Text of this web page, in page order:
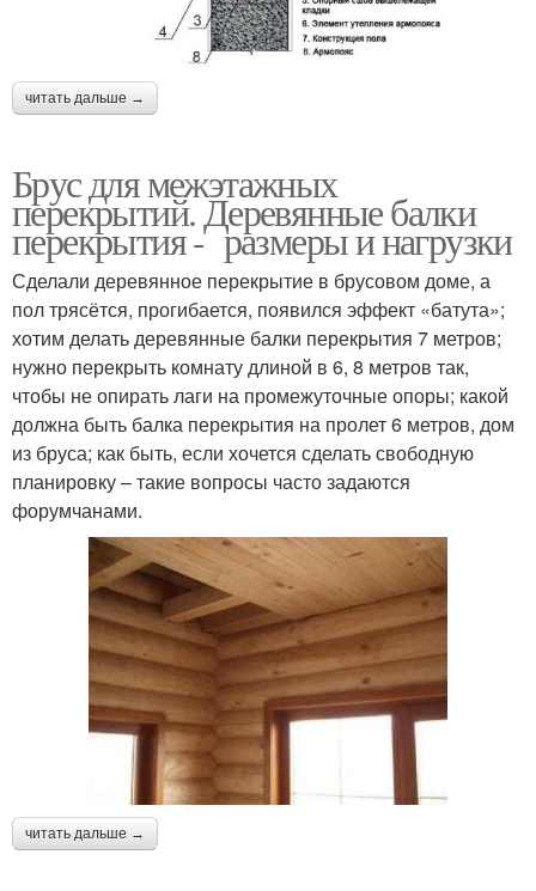
читать дальше →
Брус для межэтажных
перекрытий. Деревянные балки
перекрытия - размеры и нагрузки
Сделали деревянное перекрытие в брусовом доме, а
пол трясётся, прогибается, появился эффект «батута»;
хотим делать деревянные балки перекрытия 7 метров;
нужно перекрыть комнату длиной в 6, 8 метров так,
чтобы не опирать лаги на промежуточные опоры; какой
должна быть балка перекрытия на пролет 6 метров, дом
из бруса; как быть, если хочется сделать свободную
планировку – такие вопросы часто задаются
форумчанами.
читать дальше →